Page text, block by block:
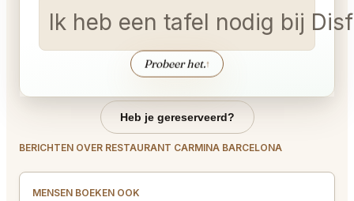
Ik heb een tafel nodig bij
Probeer het.↑
Heb je gereserveerd?
BERICHTEN OVER RESTAURANT CARMINA BARCELONA
MENSEN BOEKEN OOK